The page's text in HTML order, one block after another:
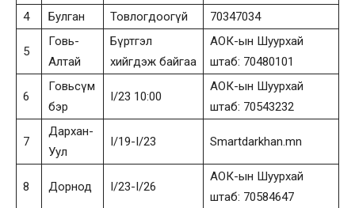
4
Булган Товлогдоогүй 70347034
5
Говь-
Алтай
Бүртгэл
хийгдэж байгаа
АОК-ын Шуурхай
штаб: 70480101
6
Говьсүм
бэр
I/23 10:00
АОК-ын Шуурхай
штаб: 70543232
7
Дархан-
Уул
I/19-I/23 Smartdarkhan.mn
8 Дорнод I/23-I/26
АОК-ын Шуурхай
штаб: 70584647